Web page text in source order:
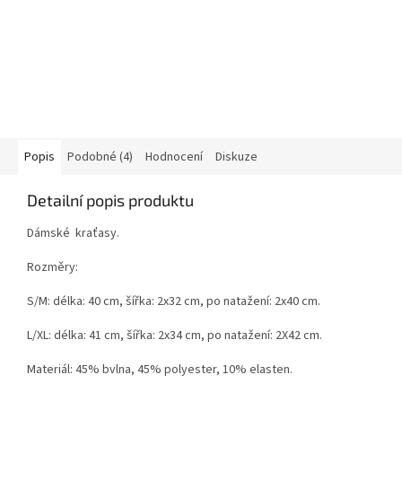
Popis Podobné (4) Hodnocení Diskuze
Detailní popis produktu
Dámské kraťasy.
Rozměry:
S/M: délka: 40 cm, šířka: 2x32 cm, po natažení: 2x40 cm.
L/XL: délka: 41 cm, šířka: 2x34 cm, po natažení: 2X42 cm.
Materiál: 45% bvlna, 45% polyester, 10% elasten.